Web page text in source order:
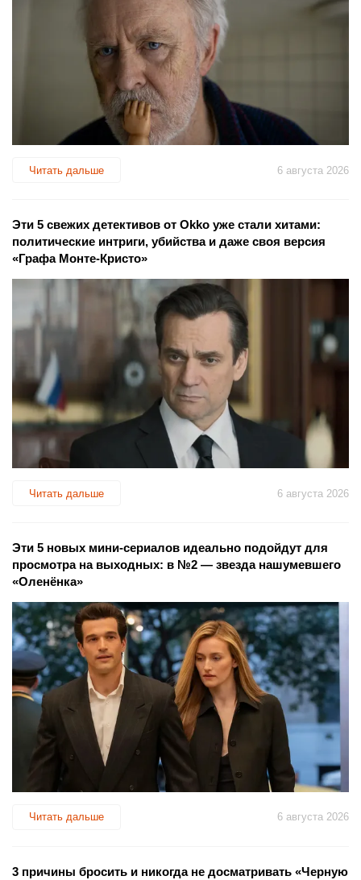
Читать дальше 6 августа 2026
Эти 5 свежих детективов от Okko уже стали хитами:
политические интриги, убийства и даже своя версия
«Графа Монте-Кристо»
Читать дальше 6 августа 2026
Эти 5 новых мини-сериалов идеально подойдут для
просмотра на выходных: в №2 — звезда нашумевшего
«Оленёнка»
Читать дальше 6 августа 2026
3 причины бросить и никогда не досматривать «Черную